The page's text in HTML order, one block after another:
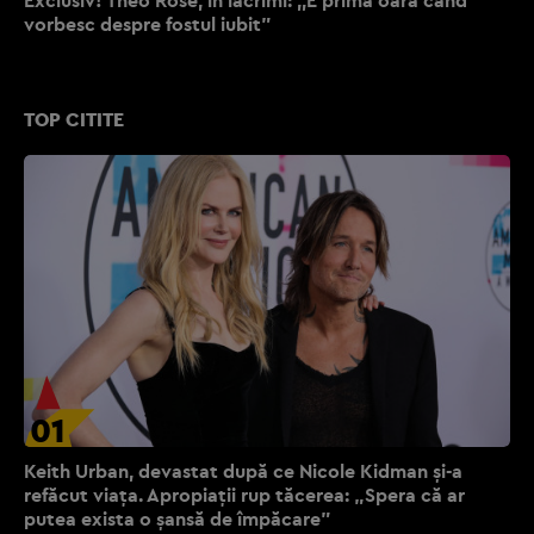
TOP CITITE
01
Keith Urban, devastat după ce Nicole Kidman și-a
refăcut viața. Apropiații rup tăcerea: „Spera că ar
putea exista o șansă de împăcare”
vorbesc despre fostul iubit”